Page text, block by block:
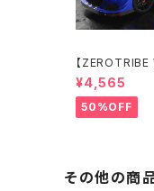
【
限定価格】
P10R クリア
ラリー 190mm
¥4,565
50%OFF
その他の商